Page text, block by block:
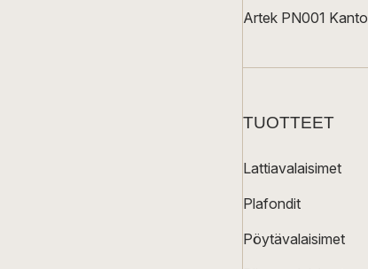
Artek PN001 Kanto
TUOTTEET
Lattiavalaisimet
Plafondit
Pöytävalaisimet